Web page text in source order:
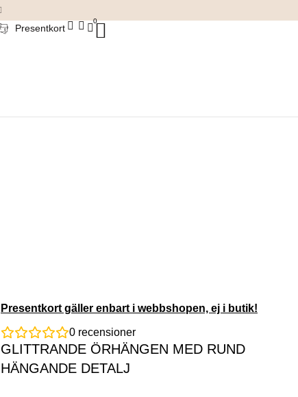
Presentkort
0
Presentkort gäller enbart i webbshopen, ej i butik!
0 recensioner
GLITTRANDE ÖRHÄNGEN MED RUND
HÄNGANDE DETALJ